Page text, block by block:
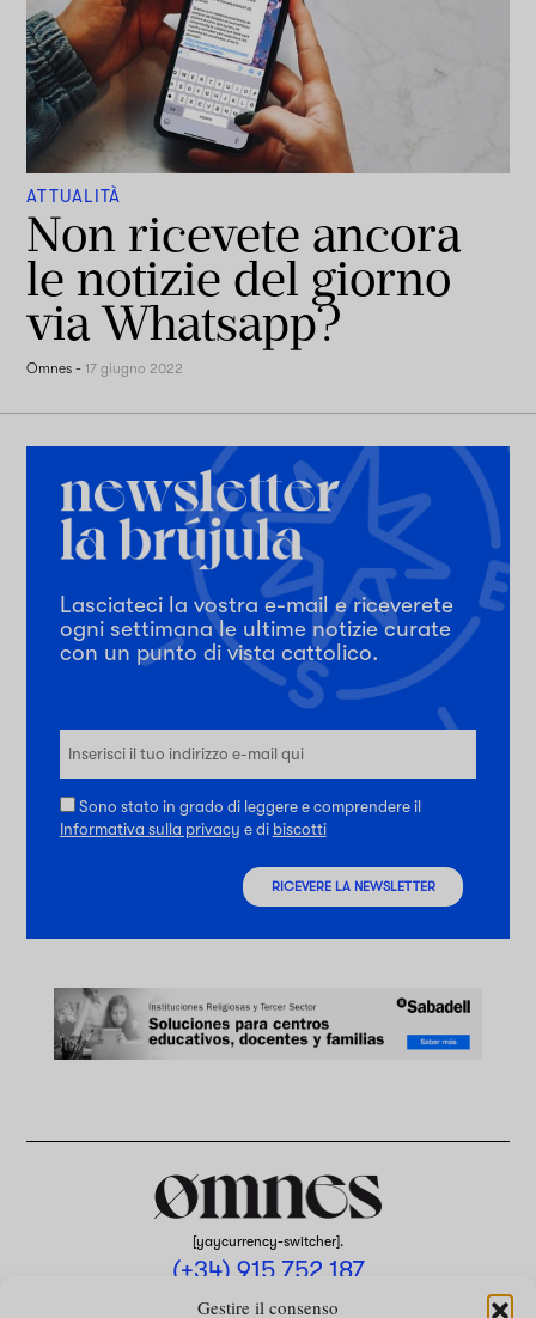
Gestire il consenso
ATTUALITÀ
Non ricevete ancora
le notizie del giorno
via Whatsapp?
Omnes -17 giugno 2022
Lasciateci la vostra e-mail e riceverete
ogni settimana le ultime notizie curate
con un punto di vista cattolico.
Sono stato in grado di leggere e comprendere il
Informativa sulla privacy e di biscotti
RICEVERE LA NEWSLETTER
[yaycurrency-switcher].
(+34) 915 752 187
omnes@omnesmag.com